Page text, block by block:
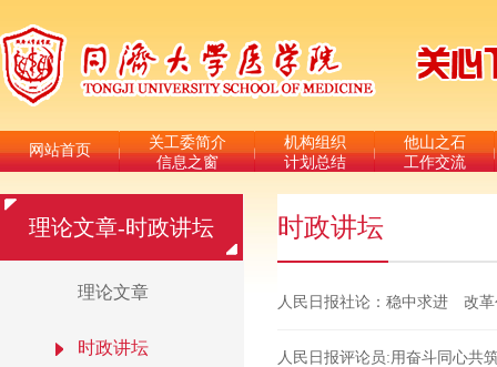
网站首页
关工委简介
信息之窗
机构组织
计划总结
他山之石
工作交流
理论文章-时政讲坛
理论文章
时政讲坛
时政讲坛
人民日报社论：稳中求进 改革
人民日报评论员:用奋斗同心